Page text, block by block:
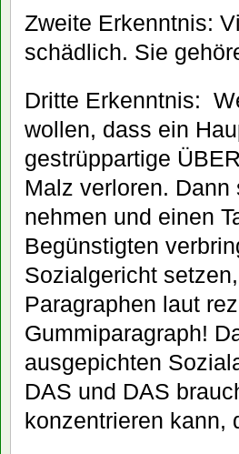
Zweite Erkenntnis:
schädlich. Sie
Dritte Erkenntnis:
wollen, dass ein
gestrüppartige
Malz verloren.
nehmen und einen
Begünstigten
Sozialgericht
Paragraphen laut
Gummiparagraph!
ausgepichten
DAS und DAS
konzentrieren kann,